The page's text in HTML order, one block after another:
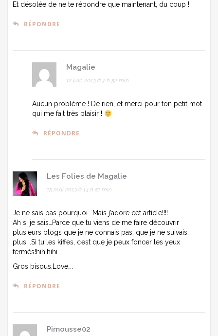
Et désolée de ne te répondre que maintenant, du coup !
RÉPONDRE
Magalie
12 juin 2013 à 7 h 52 min
Aucun problème ! De rien, et merci pour ton petit mot
qui me fait très plaisir !
RÉPONDRE
Les Folies de Magalie
15 mai 2013 à 14 h 51 min
Je ne sais pas pourquoi….Mais j’adore cet article!!!!
Ah si je sais…Parce que tu viens de me faire découvrir
plusieurs blogs que je ne connais pas, que je ne suivais
plus….Si tu les kiffes, c’est que je peux foncer les yeux
fermés!hihihihi
Gros bisous,Love….
RÉPONDRE
Pimousse02